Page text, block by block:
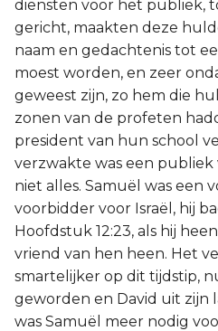
diensten voor het publiek,
gericht, maakten deze
naam en gedachtenis tot
moest worden, en zeer
geweest zijn, zo hem die
zonen van de profeten
president van hun school
verzwakte was een publiek
niet alles. Samuël was een
voorbidder voor Israël, hij
Hoofdstuk 12:23, als hij
vriend van hen heen. Het
smartelijker op dit tijdstip,
geworden en David uit zijn
was Samuël meer nodig